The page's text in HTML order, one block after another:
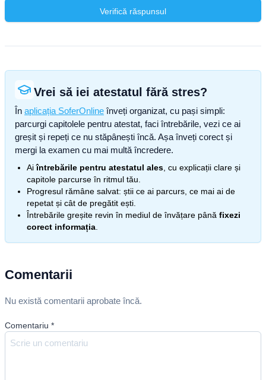
Verifică răspunsul
Vrei să iei atestatul fără stres?
În aplicația SoferOnline înveți organizat, cu pași simpli:
parcurgi capitolele pentru atestat, faci întrebările, vezi ce ai
greșit și repeți ce nu stăpânești încă. Așa înveți corect și
mergi la examen cu mai multă încredere.
Aiîntrebările pentru atestatul ales , cu explicații clare și
capitole parcurse în ritmul tău.
Progresul rămâne salvat: știi ce ai parcurs, ce mai ai de
repetat și cât de pregătit ești.
Întrebările greșite revin în mediul de învățare până fixezi
corect informația
Comentarii
Nu există comentarii aprobate încă.
Comentariu *